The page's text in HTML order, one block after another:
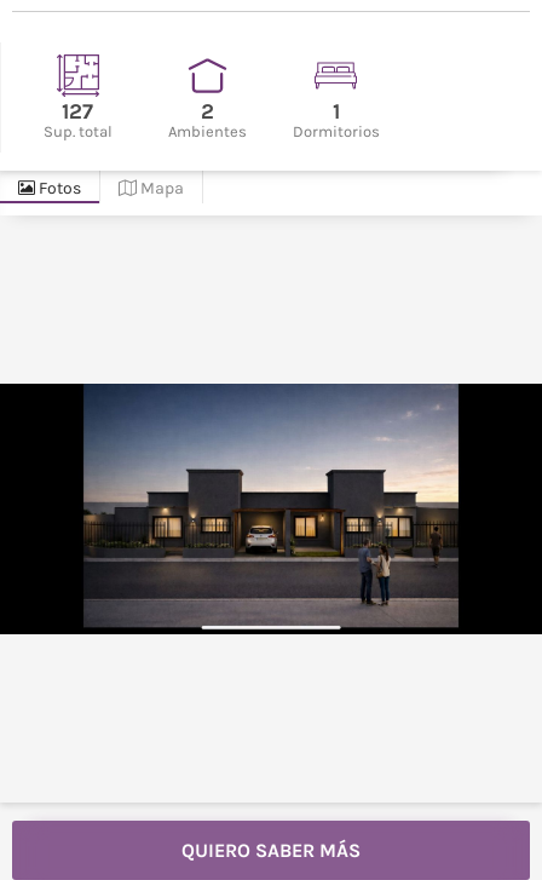
127
Sup. total
2
Ambientes
1
Dormitorios
Fotos Mapa
QUIERO SABER MÁS